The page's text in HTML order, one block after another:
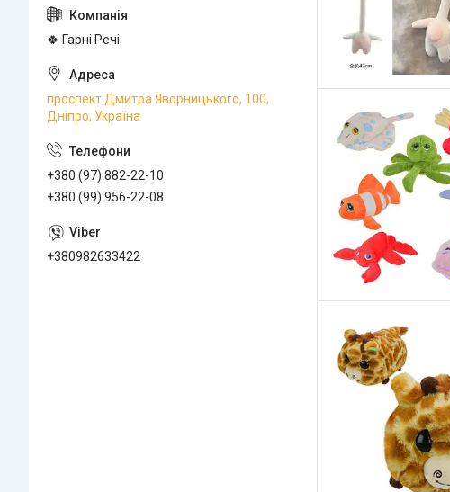
🍀 Гарні Речі
проспект Дмитра Яворницького, 100,
Дніпро, Україна
+380 (97) 882-22-10
+380 (99) 956-22-08
+380982633422